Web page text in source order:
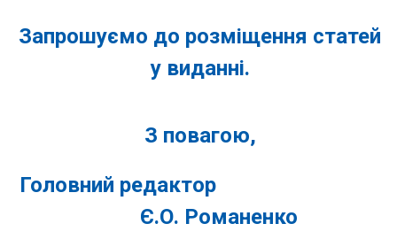
Запрошуємо до розміщення статей
у виданні.
З повагою,
Головний редактор
Є.О. Романенко